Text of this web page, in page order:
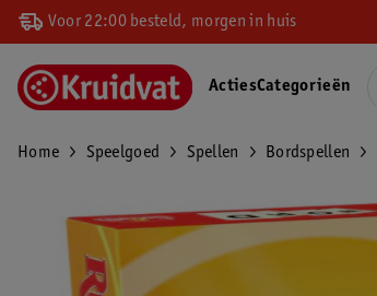
Voor 22:00 besteld, morgen in huis
ActiesCategorieën
Home Speelgoed Spellen Bordspellen